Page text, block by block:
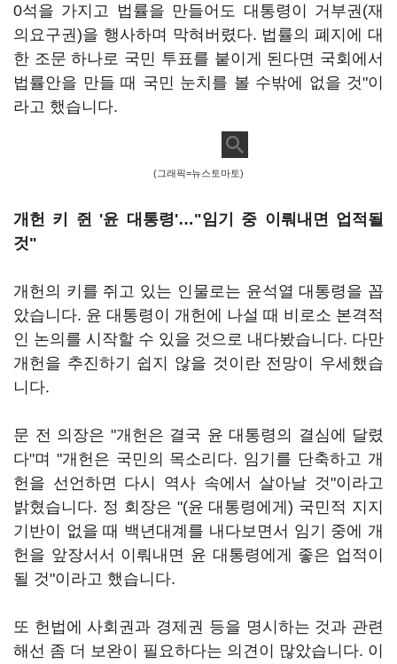
0석을 가지고 법률을 만들어도 대통령이 거부권(재
의요구권)을 행사하며 막혀버렸다. 법률의 폐지에 대
한 조문 하나로 국민 투표를 붙이게 된다면 국회에서
법률안을 만들 때 국민 눈치를 볼 수밖에 없을 것"이
라고 했습니다.
(그래픽=뉴스토마토)
개헌 키 쥔 '윤 대통령'…"임기 중 이뤄내면 업적될
것"
개헌의 키를 쥐고 있는 인물로는 윤석열 대통령을 꼽
았습니다. 윤 대통령이 개헌에 나설 때 비로소 본격적
인 논의를 시작할 수 있을 것으로 내다봤습니다. 다만
개헌을 추진하기 쉽지 않을 것이란 전망이 우세했습
니다.
문 전 의장은 "개헌은 결국 윤 대통령의 결심에 달렸
다"며 "개헌은 국민의 목소리다. 임기를 단축하고 개
헌을 선언하면 다시 역사 속에서 살아날 것"이라고
밝혔습니다. 정 회장은 "(윤 대통령에게) 국민적 지지
기반이 없을 때 백년대계를 내다보면서 임기 중에 개
헌을 앞장서서 이뤄내면 윤 대통령에게 좋은 업적이
될 것"이라고 했습니다.
또 헌법에 사회권과 경제권 등을 명시하는 것과 관련
해선 좀 더 보완이 필요하다는 의견이 많았습니다. 이